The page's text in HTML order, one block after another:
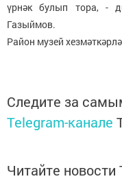
үрнәк булып тора, -
Газыймов.
Район музей
Следите за
Telegram-канале
Читайте новости